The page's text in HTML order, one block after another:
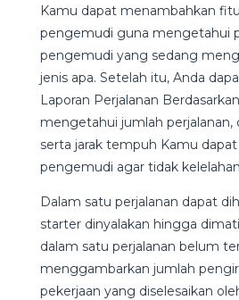
Kamu dapat menambahkan
pengemudi guna mengetahui
pengemudi yang sedang
jenis apa. Setelah itu, Anda
Laporan Perjalanan
mengetahui jumlah perjalanan,
serta jarak tempuh Kamu
pengemudi agar tidak
Dalam satu perjalanan dapat
starter dinyalakan hingga
dalam satu perjalanan belum
menggambarkan jumlah
pekerjaan yang diselesaikan